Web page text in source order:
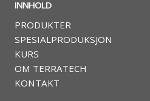
INNHOLD
PRODUKTER
SPESIALPRODUKSJON
KURS
OM TERRATECH
KONTAKT